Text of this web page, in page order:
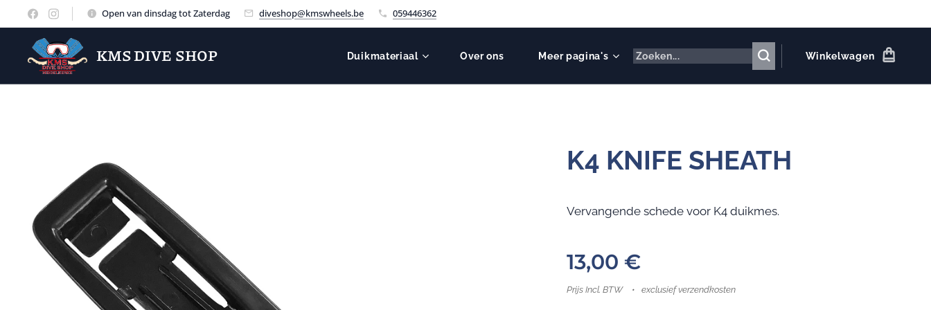
Open van dinsdag tot Zaterdag diveshop@kmswheels.be 059446362
KMS DIVE SHOP Duikmateriaal Over ons Meer pagina's Winkelwagen
K4 KNIFE SHEATH
Vervangende schede voor K4 duikmes.
13,00 €
Prijs Incl. BTW exclusief verzendkosten